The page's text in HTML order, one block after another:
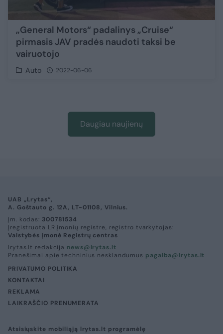
„General Motors“ padalinys „Cruise“
pirmasis JAV pradės naudoti taksi be
vairuotojo
Auto 2022-06-06
Daugiau naujienų
UAB „Lrytas“,
A. Goštauto g. 12A, LT-01108, Vilnius.
Įm. kodas: 300781534
Įregistruota LR įmonių registre, registro tvarkytojas:
Valstybės įmonė Registrų centras
lrytas.lt redakcija news@lrytas.lt
Pranešimai apie techninius nesklandumus pagalba@lrytas.lt
PRIVATUMO POLITIKA
KONTAKTAI
REKLAMA
LAIKRAŠČIO PRENUMERATA
Atsisiųskite mobiliąją lrytas.lt programėlę